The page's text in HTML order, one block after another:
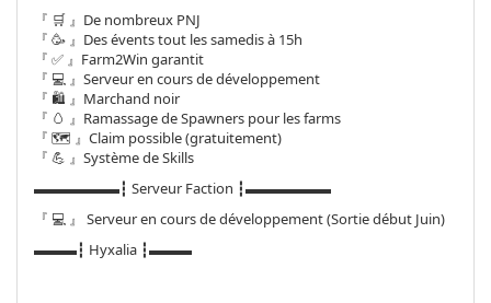
『 🛒 』De nombreux PNJ
『 🥳 』Des évents tout les samedis à 15h
『 ✅ 』Farm2Win garantit
『 💻 』Serveur en cours de développement
『 🛍 』Marchand noir
『 🥚 』Ramassage de Spawners pour les farms
『 🗺 』Claim possible (gratuitement)
『 💪 』Système de Skills
▬▬▬▬▬▬┇ Serveur Faction ┇▬▬▬▬▬▬
『 💻 』 Serveur en cours de développement (Sortie début Juin)
▬▬▬┇ Hyxalia ┇▬▬▬